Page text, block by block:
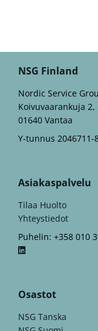
NSG Finland
Nordic Service
Koivuvaarankuja 2,
01640 Vantaa
Y-tunnus 2046711-
Asiakaspalvelu
Tilaa Huolto
Yhteystiedot
Puhelin: +358 010
Osastot
NSG Tanska